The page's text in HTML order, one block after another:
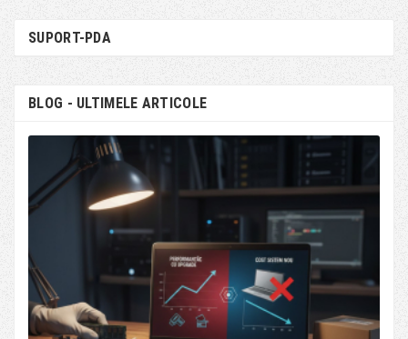
SUPORT-PDA
BLOG - ULTIMELE ARTICOLE